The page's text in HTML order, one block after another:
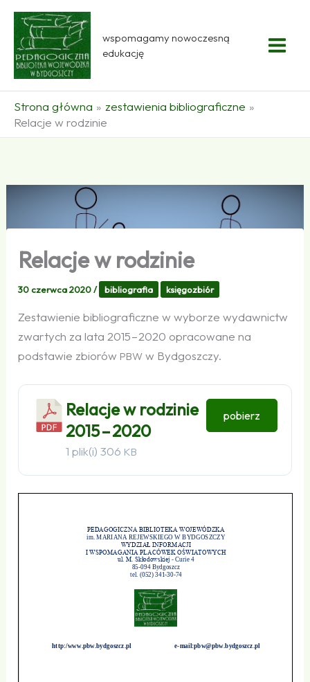
Przejdź
treści
wspomagamy nowoczesną
edukację
Strona główna
zestawienia bibliograficzne
Relacje w rodzinie
Relacje w rodzinie
30 czerwca 2020/ bibliografia księgozbiór
Zestawienie bibliograficzne w wyborze wydawnictw
zwartych za lata 2015 – 2020 opracowane na
podstawie zbiorów PBW w Bydgoszczy.
Relacje w rodzinie
2015 – 2020
1 plik(i)306 KB
pobierz